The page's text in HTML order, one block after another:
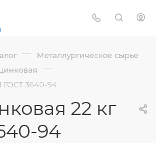
— Металлургическое сырье
—
ГОСТ 3640-94
22 кг
94